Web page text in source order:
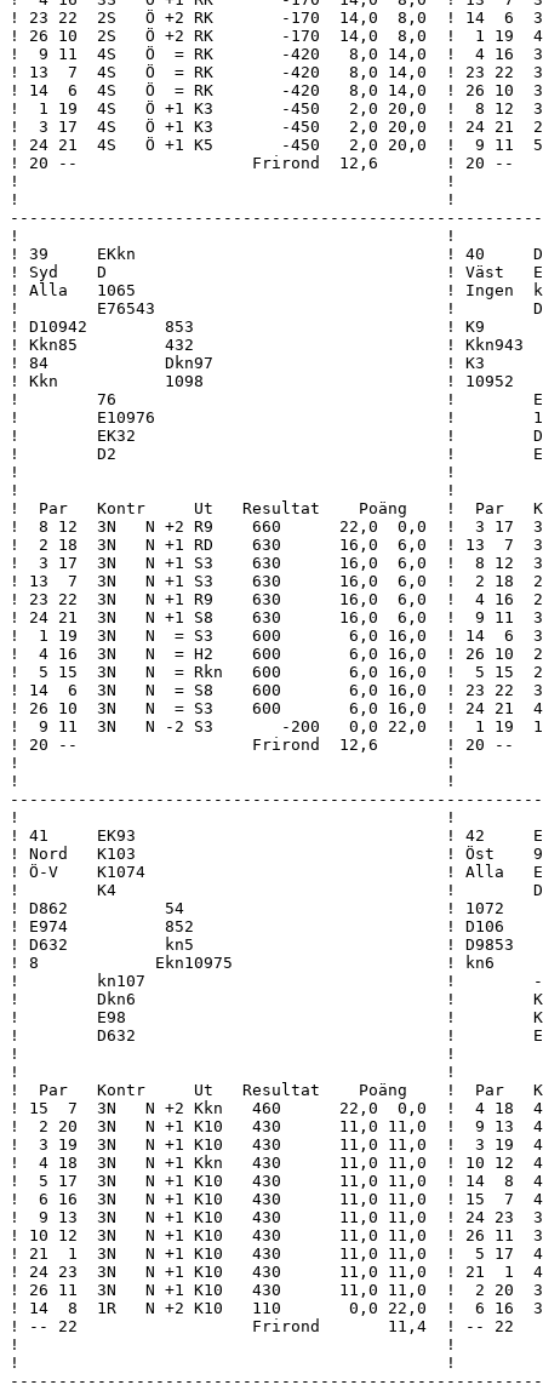
D98752                              !
! D862          54                           ! 1072          Dkn9643                      !
! E974          852                          ! D106          E4                           !
! D632          kn5                          ! D9853         62                           !
! 8            Ekn10975                      ! kn6           K103                         !
!        kn107                               !        ---                                 !
!        Dkn6                                !        Kkn87532                            !
!        E98                                 !        Kkn104                              !
!        D632                                !        E4                                  !
!                                            !                                            !
!                                            !                                            !
!  Par   Kontr     Ut   Resultat    Poäng    !  Par   Kontr     Ut   Resultat    Poäng    !
! 15  7  3N   N +2 Kkn   460      22,0  0,0  !  4 18  4H   S +1 S10   650      21,0  1,0  !
!  2 20  3N   N +1 K10   430      11,0 11,0  !  9 13  4H   S +1 S10   650      21,0  1,0  !
!  3 19  3N   N +1 K10   430      11,0 11,0  !  3 19  4H   S  = S2    620      15,0  7,0  !
!  4 18  3N   N +1 Kkn   430      11,0 11,0  ! 10 12  4H   S  = S2    620      15,0  7,0  !
!  5 17  3N   N +1 K10   430      11,0 11,0  ! 14  8  4H   S  = Kkn   620      15,0  7,0  !
!  6 16  3N   N +1 K10   430      11,0 11,0  ! 15  7  4H   S  = S10   620      15,0  7,0  !
!  9 13  3N   N +1 K10   430      11,0 11,0  ! 24 23  3Sx  Ö -2 KE    500      10,0 12,0  !
! 10 12  3N   N +1 K10   430      11,0 11,0  ! 26 11  3H   S +1 S2    170       8,0 14,0  !
! 21  1  3N   N +1 K10   430      11,0 11,0  !  5 17  4H   S -1 S2       -100   5,0 17,0  !
! 24 23  3N